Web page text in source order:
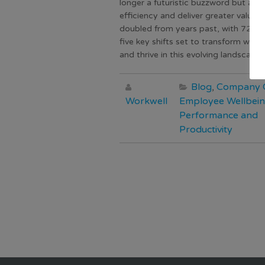
longer a futuristic buzzword but a
efficiency and deliver greater value.
doubled from years past, with 72%
five key shifts set to transform work
and thrive in this evolving landscape.
Workwell
Blog, Company
Employee
Performance and
Productivity